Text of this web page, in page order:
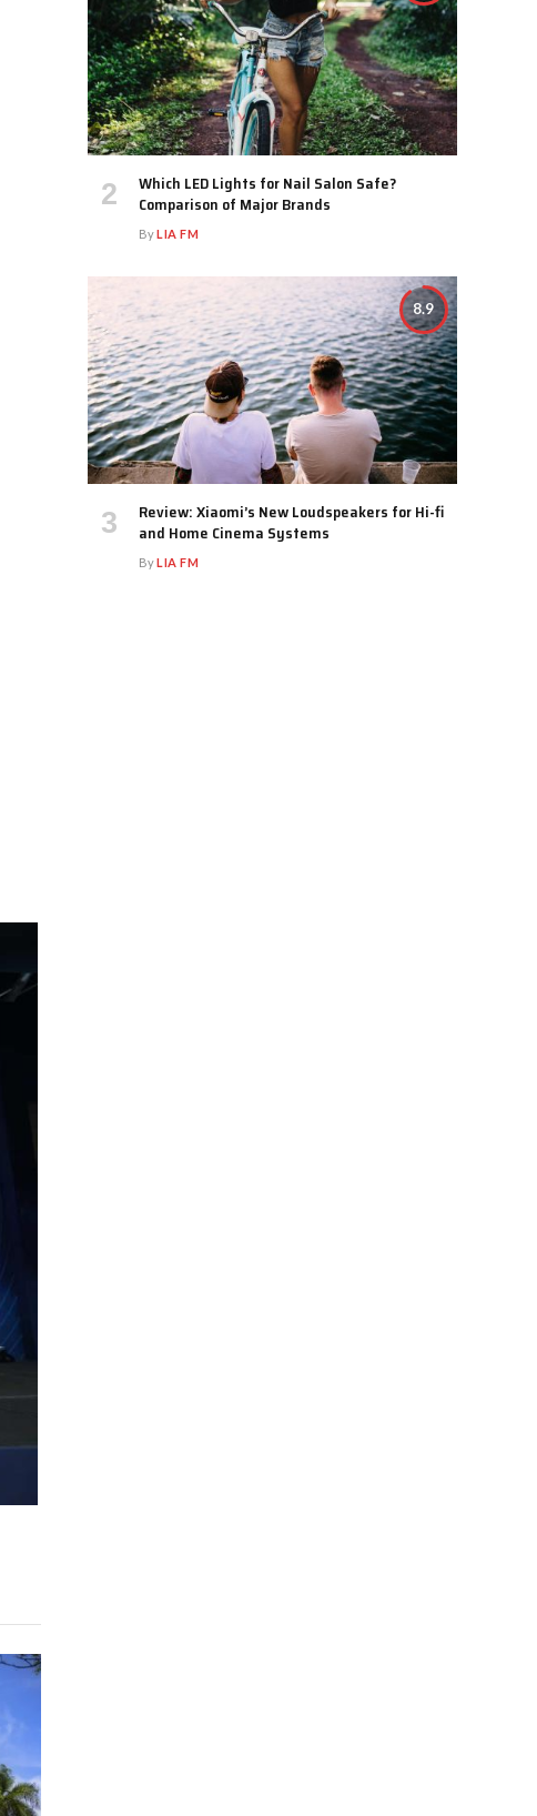
Which LED Lights for Nail Salon Safe?
Comparison of Major Brands
ByLIA FM
8.9
Review: Xiaomi’s New Loudspeakers for Hi-fi
and Home Cinema Systems
ByLIA FM